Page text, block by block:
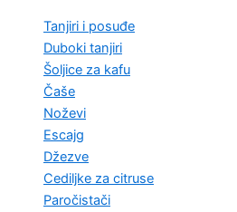
Tanjiri i posuđe
Duboki tanjiri
Šoljice za kafu
Čaše
Noževi
Escajg
Džezve
Cediljke za citruse
Paročistači